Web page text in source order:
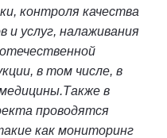
контроля качества
и услуг, налаживания
в том числе, в
в
проводятся
как мониторинг